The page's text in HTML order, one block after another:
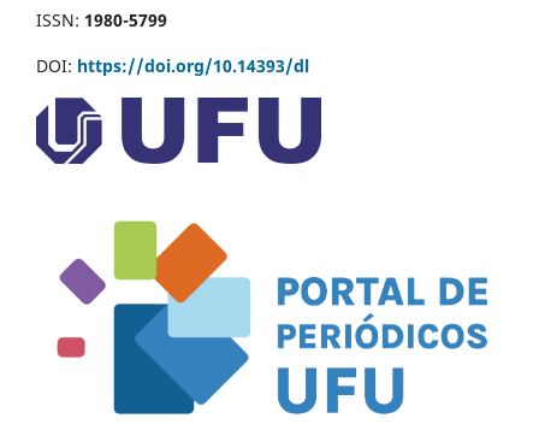
ISSN: 1980-5799
DOI: https://doi.org/10.14393/dl